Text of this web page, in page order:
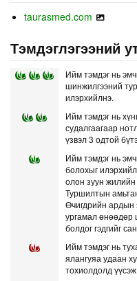
taurasmed.com
Тэмдэглэгээний
Ийм тэмдэг нь
шинжилгээний
илэрхийлнэ.
Ийм тэмдэг нь
судалгаагаар
үзвэл 3 одтой
Ийм тэмдэг нь
болохыг
олон зуун жилийн
Туршилтын
Өчигдрийн ардын
ургамал өнөөдөр
болдог гэдгийг
Ийм тэмдэг нь
ялангуяа удаан
тохиолдолд